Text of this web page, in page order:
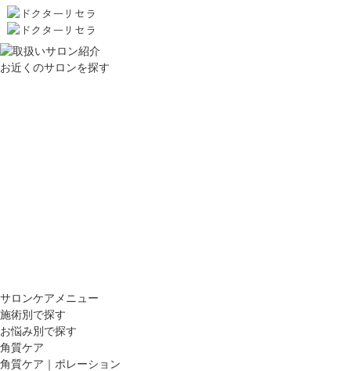
お近くのサロンを探す
サロンケアメニュー
施術別で探す
お悩み別で探す
角質ケア
角質ケア｜ポレーション